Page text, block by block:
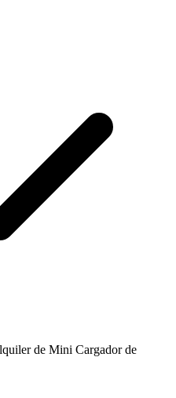
de Mini Cargador de